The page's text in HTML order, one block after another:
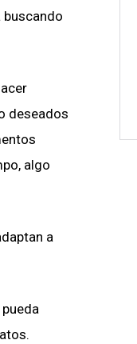
deseados
algo
a